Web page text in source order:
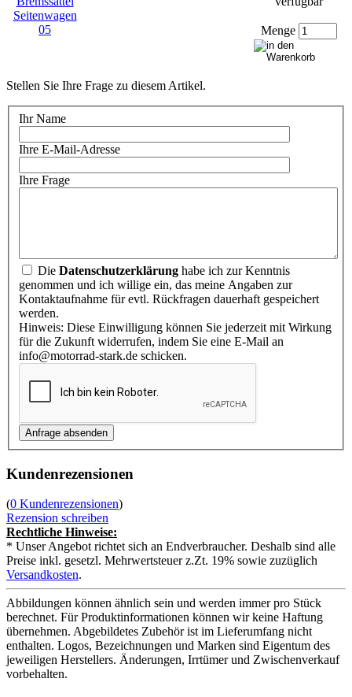
Menge
Stellen Sie Ihre Frage zu diesem Artikel.
Ihr Name
Ihre E-Mail-Adresse
Ihre Frage
Die Datenschutzerklärung habe ich zur Kenntnis
genommen und ich willige ein, das meine Angaben zur
Kontaktaufnahme für evtl. Rückfragen dauerhaft gespeichert
werden.
Hinweis: Diese Einwilligung können Sie jederzeit mit Wirkung
für die Zukunft widerrufen, indem Sie eine E-Mail an
info@motorrad-stark.de schicken.
Kundenrezensionen
(0 Kundenrezensionen)
Rezension schreiben
Rechtliche Hinweise:
* Unser Angebot richtet sich an Endverbraucher. Deshalb sind alle
Preise inkl. gesetzl. Mehrwertsteuer z.Zt. 19% sowie zuzüglich
Versandkosten.
Abbildungen können ähnlich sein und werden immer pro Stück
berechnet. Für Produktinformationen können wir keine Haftung
übernehmen. Abgebildetes Zubehör ist im Lieferumfang nicht
enthalten. Logos, Bezeichnungen und Marken sind Eigentum des
jeweiligen Herstellers. Änderungen, Irrtümer und Zwischenverkauf
vorbehalten.